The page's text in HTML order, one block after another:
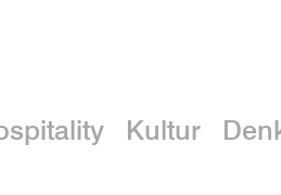
Kultur